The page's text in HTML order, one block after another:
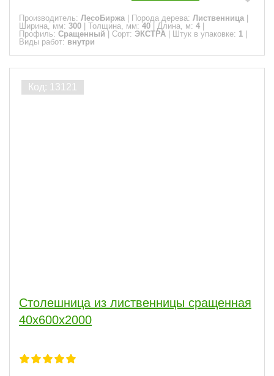
Производитель: ЛесоБиржа Порода дерева: Лиственница
Ширина, мм: 300 Толщина, мм: 40 Длина, м: 4
Профиль: Сращенный Сорт: ЭКСТРА Штук в упаковке: 1
Виды работ: внутри
Столешница из лиственницы сращенная
40х600х2000